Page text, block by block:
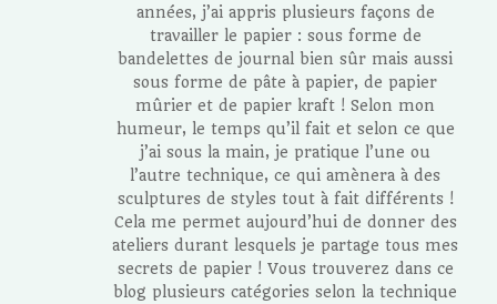
années, j’ai appris plusieurs façons de
travailler le papier : sous forme de
bandelettes de journal bien sûr mais aussi
sous forme de pâte à papier, de papier
mûrier et de papier kraft ! Selon mon
humeur, le temps qu’il fait et selon ce que
j’ai sous la main, je pratique l’une ou
l’autre technique, ce qui amènera à des
sculptures de styles tout à fait différents !
Cela me permet aujourd’hui de donner des
ateliers durant lesquels je partage tous mes
secrets de papier ! Vous trouverez dans ce
blog plusieurs catégories selon la technique